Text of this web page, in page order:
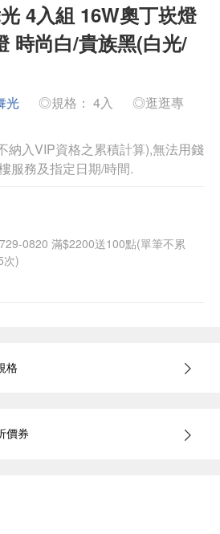
4入組 16W奧丁崁燈
時尚白/貴族黑(白光/
光 ◎規格： 4入
◎逛逛專
納入VIP資格之累積計算),無法用錢
服務及指定日期/時間.
0820 滿$2200送100點(單筆不累
次)
格
價券